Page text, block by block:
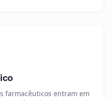
farmacêuticos entram em